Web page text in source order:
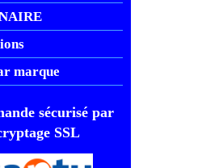
marque
sécurisé par
SSL